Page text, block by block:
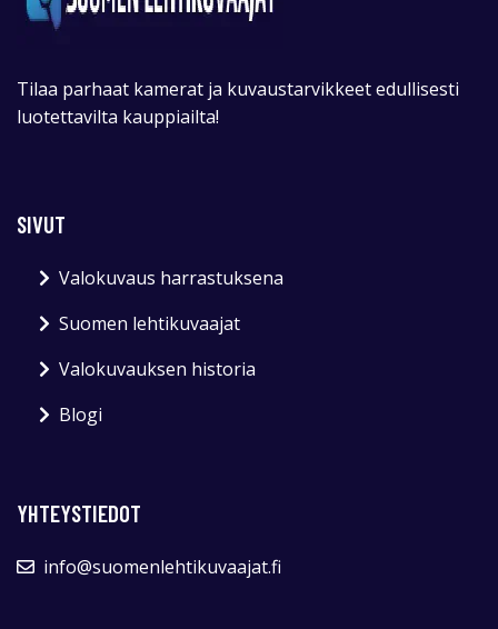
Tilaa parhaat kamerat ja kuvaustarvikkeet edullisesti
luotettavilta kauppiailta!
SIVUT
Valokuvaus harrastuksena
Suomen lehtikuvaajat
Valokuvauksen historia
Blogi
YHTEYSTIEDOT
info@suomenlehtikuvaajat.fi